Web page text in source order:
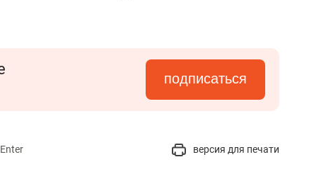
подписаться
версия для печати